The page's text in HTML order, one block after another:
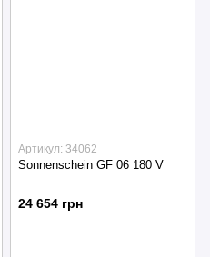
Артикул: 34062
Sonnenschein GF 06 180 V
24 654 грн